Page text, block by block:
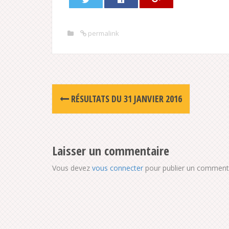
permalink
Post
navigation
RÉSULTATS DU 31 JANVIER 2016
Laisser un commentaire
Vous devez vous connecter pour publier un